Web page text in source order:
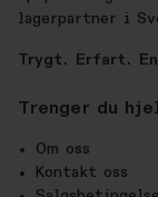
lagerpartner i
Trygt. Erfart.
Trenger du
Om oss
Kontakt oss